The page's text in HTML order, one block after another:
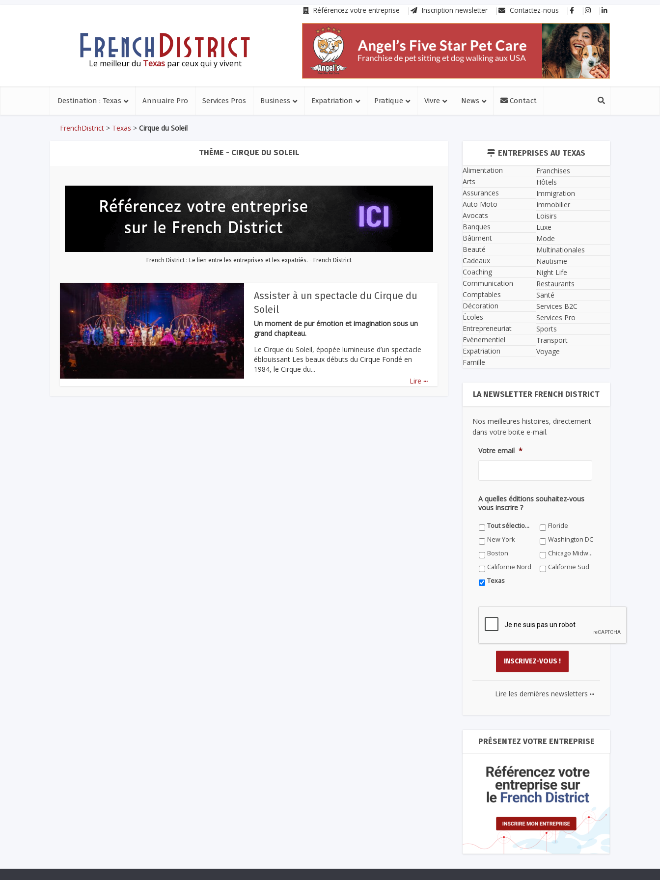
Référencez votre entreprise Inscription newsletter Contactez-nous
Le meilleur du Texaspar ceux qui y vivent
Destination : Texas Annuaire Pro Services Pros Business Expatriation Pratique Vivre News Contact
FrenchDistrict > Texas > Cirque du Soleil
THÈME - CIRQUE DU SOLEIL
French District : Le lien entre les entreprises et les expatriés. - French District
Assister à un spectacle du Cirque du
Soleil
Un moment de pur émotion et imagination sous un
grand chapiteau.
Le Cirque du Soleil, épopée lumineuse d’un spectacle
éblouissant Les beaux débuts du Cirque Fondé en
1984, le Cirque du...
Lire ...
ENTREPRISES AU TEXAS
Alimentation
Arts
Assurances
Auto Moto
Avocats
Banques
Bâtiment
Beauté
Cadeaux
Coaching
Communication
Comptables
Décoration
Écoles
Entrepreneuriat
Evènementiel
Expatriation
Famille
Franchises
Hôtels
Immigration
Immobilier
Loisirs
Luxe
Mode
Multinationales
Nautisme
Night Life
Restaurants
Santé
Services B2C
Services Pro
Sports
Transport
Voyage
LA NEWSLETTER FRENCH DISTRICT
Nos meilleures histoires, directement
dans votre boite e-mail.
Votre email *
A quelles éditions souhaitez-vous
vous inscrire ?
Tout sélectionner
Floride
New York
Washington DC
Boston
Chicago Midwest
Californie Nord
Californie Sud
Texas
Lire les dernières newsletters ...
PRÉSENTEZ VOTRE ENTREPRISE